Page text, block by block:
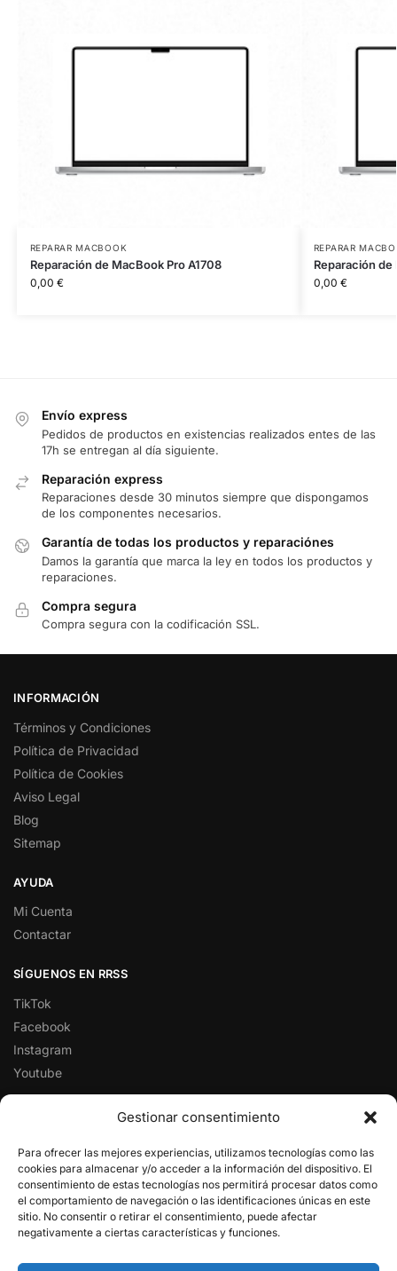
Gestionar consentimiento
Para ofrecer las mejores experiencias, utilizamos tecnologías como las
cookies para almacenar y/o acceder a la información del dispositivo. El
consentimiento de estas tecnologías nos permitirá procesar datos como
el comportamiento de navegación o las identificaciones únicas en este
sitio. No consentir o retirar el consentimiento, puede afectar
negativamente a ciertas características y funciones.
REPARAR MACBOOK
Reparación de MacBook Pro A1708
0,00 €
REPARAR
Reparación
0,00 €
Envío express
Pedidos de productos en existencias realizados entes de las
17h se entregan al día siguiente.
Reparación express
Reparaciones desde 30 minutos siempre que dispongamos
de los componentes necesarios.
Garantía de todas los productos y reparaciónes
Damos la garantía que marca la ley en todos los productos y
reparaciones.
Compra segura
Compra segura con la codificación SSL.
INFORMACIÓN
Términos y Condiciones
Política de Privacidad
Política de Cookies
Aviso Legal
Blog
Sitemap
AYUDA
Mi Cuenta
Contactar
SÍGUENOS EN RRSS
TikTok
Facebook
Instagram
Youtube
FOXLIVE EN GOOGLE
★★★★★
Le invitamos a visitar nuestro perfil de Google con una
satisfacción de un 4,7 de 5 en más de 1300 reseñas de
nuestros clientes.